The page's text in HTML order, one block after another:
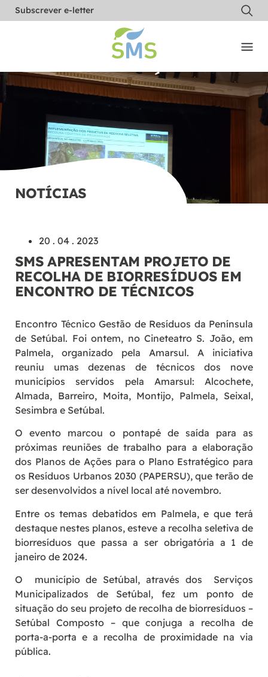
Subscrever e-letter
NOTÍCIAS
20 . 04 . 2023
SMS APRESENTAM PROJETO DE
RECOLHA DE BIORRESÍDUOS EM
ENCONTRO DE TÉCNICOS
Encontro Técnico Gestão de Resíduos da Península
de Setúbal. Foi ontem, no Cineteatro S. João, em
Palmela, organizado pela Amarsul. A iniciativa
reuniu umas dezenas de técnicos dos nove
municípios servidos pela Amarsul: Alcochete,
Almada, Barreiro, Moita, Montijo, Palmela, Seixal,
Sesimbra e Setúbal.
O evento marcou o pontapé de saída para as
próximas reuniões de trabalho para a elaboração
dos Planos de Ações para o Plano Estratégico para
os Resíduos Urbanos 2030 (PAPERSU), que terão de
ser desenvolvidos a nível local até novembro.
Entre os temas debatidos em Palmela, e que terá
destaque nestes planos, esteve a recolha seletiva de
biorresíduos que passa a ser obrigatória a 1 de
janeiro de 2024.
O município de Setúbal, através dos Serviços
Municipalizados de Setúbal, fez um ponto de
situação do seu projeto de recolha de biorresíduos –
Setúbal Composto – que conjuga a recolha de
porta-a-porta e a recolha de proximidade na via
pública.